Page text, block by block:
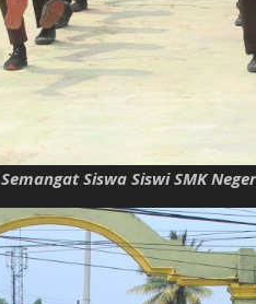
Semangat Siswa Siswi SMK